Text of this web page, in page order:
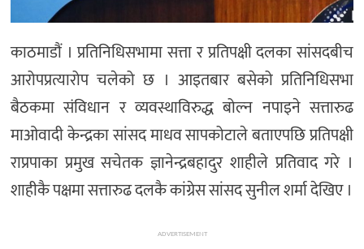
English
काठमाडौं । प्रतिनिधिसभामा सत्ता र प्रतिपक्षी दलका सांसदबीच
आरोपप्रत्यारोप चलेको छ । आइतबार बसेको प्रतिनिधिसभा
बैठकमा संविधान र व्यवस्थाविरुद्ध बोल्न नपाइने सत्तारुढ
माओवादी केन्द्रका सांसद माधव सापकोटाले बताएपछि प्रतिपक्षी
राप्रपाका प्रमुख सचेतक ज्ञानेन्द्रबहादुर शाहीले प्रतिवाद गरे ।
शाहीकै पक्षमा सत्तारुढ दलकै कांग्रेस सांसद सुनील शर्मा देखिए ।
ADVERTISEMENT